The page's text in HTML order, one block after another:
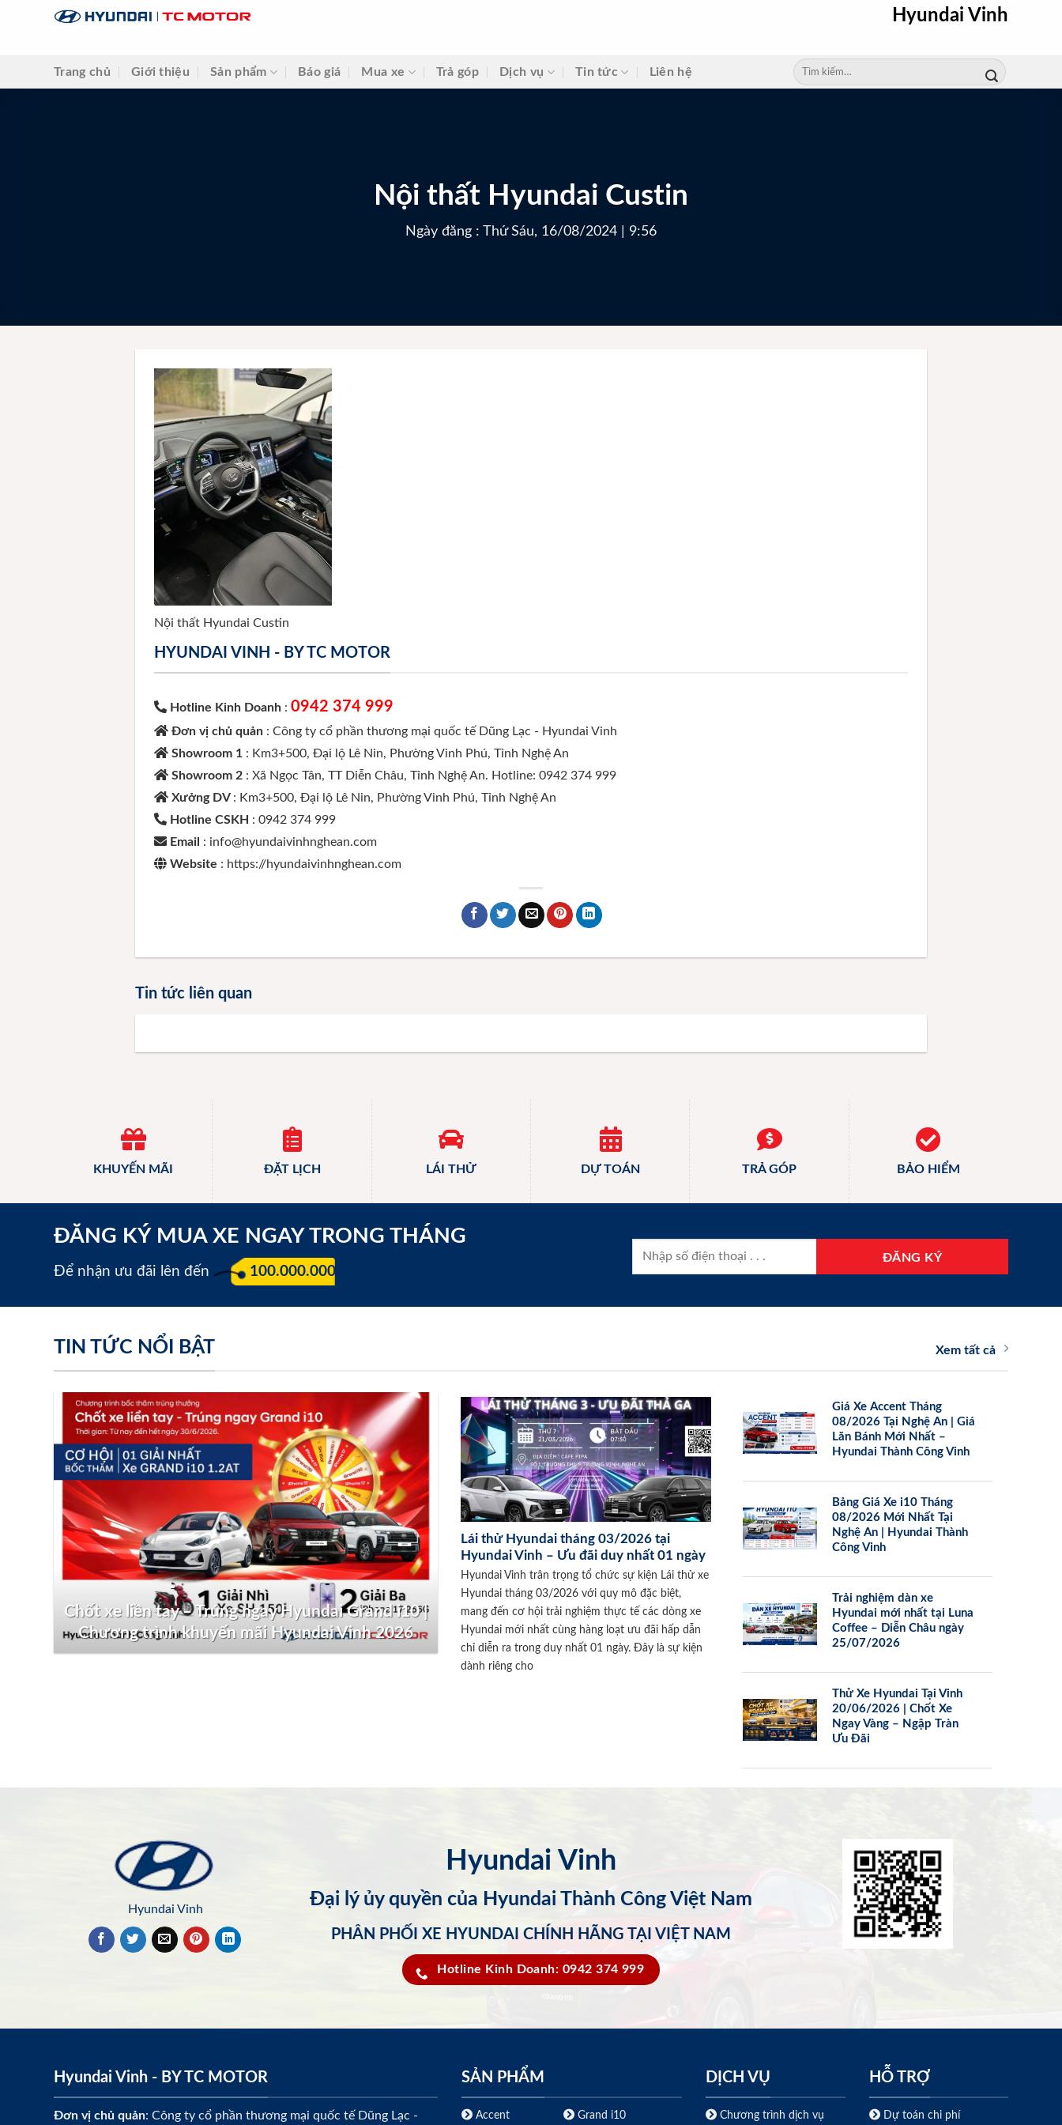
Hyundai Vinh
Trang chủ Giới thiệu Sản phẩm Báo giá Mua xe Trả góp Dịch vụ Tin tức Liên hệ
Tìm
kiếm:
Nội thất Hyundai Custin
Ngày đăng : Thứ Sáu, 16/08/2024 | 9:56
Nội thất Hyundai Custin
HYUNDAI VINH - BY TC MOTOR
Hotline Kinh Doanh :0942 374 999
Đơn vị chủ quản : Công ty cổ phần thương mại quốc tế Dũng Lạc - Hyundai Vinh
Showroom 1 : Km3+500, Đại lộ Lê Nin, Phường Vinh Phú, Tỉnh Nghệ An
Showroom 2 : Xã Ngọc Tân, TT Diễn Châu, Tỉnh Nghệ An. Hotline: 0942 374 999
Xưởng DV : Km3+500, Đại lộ Lê Nin, Phường Vinh Phú, Tỉnh Nghệ An
Hotline CSKH : 0942 374 999
Email : info@hyundaivinhnghean.com
Website : https://hyundaivinhnghean.com
Tin tức liên quan
KHUYẾN MÃI ĐẶT LỊCH LÁI THỬ DỰ TOÁN TRẢ GÓP BẢO HIỂM
ĐĂNG KÝ MUA XE NGAY TRONG THÁNG
Để nhận ưu đãi lên đến 100.000.000 đ
TIN TỨC NỔI BẬT Xem tất cả
Chốt xe liền tay – Trúng ngay Hyundai Grand i10 |
Chương trình khuyến mãi Hyundai Vinh 2026
Lái thử Hyundai tháng 03/2026 tại
Hyundai Vinh – Ưu đãi duy nhất 01 ngày
Hyundai Vinh trân trọng tổ chức sự kiện Lái thử xe
Hyundai tháng 03/2026 với quy mô đặc biệt,
mang đến cơ hội trải nghiệm thực tế các dòng xe
Hyundai mới nhất cùng hàng loạt ưu đãi hấp dẫn
chỉ diễn ra trong duy nhất 01 ngày. Đây là sự kiện
dành riêng cho
Giá Xe Accent Tháng
08/2026 Tại Nghệ An | Giá
Lăn Bánh Mới Nhất –
Hyundai Thành Công Vinh
Bảng Giá Xe i10 Tháng
08/2026 Mới Nhất Tại
Nghệ An | Hyundai Thành
Công Vinh
Trải nghiệm dàn xe
Hyundai mới nhất tại Luna
Coffee – Diễn Châu ngày
25/07/2026
Thử Xe Hyundai Tại Vinh
20/06/2026 | Chốt Xe
Ngay Vàng – Ngập Tràn
Ưu Đãi
Hyundai Vinh
Hyundai Vinh
Đại lý ủy quyền của Hyundai Thành Công Việt Nam
PHÂN PHỐI XE HYUNDAI CHÍNH HÃNG TẠI VIỆT NAM
Hotline Kinh Doanh: 0942 374 999
Hyundai Vinh - BY TC MOTOR
Đơn vị chủ quản: Công ty cổ phần thương mại quốc tế Dũng Lạc -
SẢN PHẨM
Accent Grand i10
DỊCH VỤ
Chương trình dịch vụ
HỖ TRỢ
Dự toán chi phí